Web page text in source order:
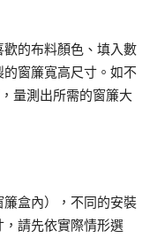
的布料顏色、填入數
窗簾寬高尺寸。如不
，量測出所需的窗簾大
盒內），不同的安裝
請先依實際情形選